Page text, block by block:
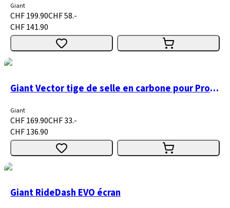
Giant
CHF 199.90CHF 58.-
CHF 141.90
Giant Vector tige de selle en carbone pour Propel
Giant
CHF 169.90CHF 33.-
CHF 136.90
Giant RideDash EVO écran